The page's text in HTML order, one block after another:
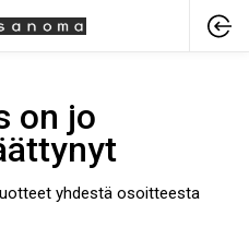
on jo
yhdestä osoitteesta